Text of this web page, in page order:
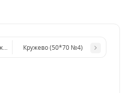
(35*50. №3)
Кружево (50*70 №4)